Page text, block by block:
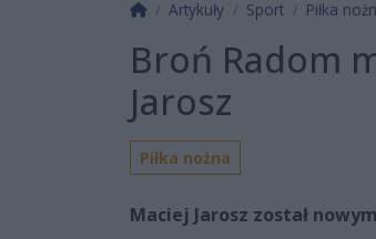
Strona główna
Artykuły Sport Piłka
Broń Radom
Jarosz
Piłka nożna
Maciej Jarosz został